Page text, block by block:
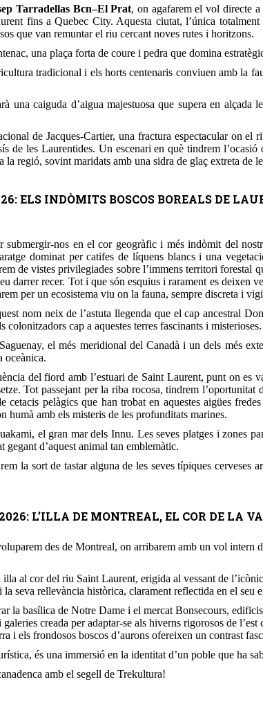
Tarradellas Bcn–El Prat, on agafarem el vol directe
fins a Quebec City. Aquesta ciutat, l’única
que van remuntar el riu cercant noves rutes i horitzons.
una plaça forta de coure i pedra que domina
tradicional i els horts centenaris conviuen amb la
una caiguda d’aigua majestuosa que supera en
de Jacques-Cartier, una fractura espectacular on el
de les Laurentides. Un escenari en què tindrem
la regió, sovint maridats amb una sidra de glaç extreta de
ELS INDÒMITS BOSCOS BOREALS DE
submergir-nos en el cor geogràfic i més indòmit del
dominat per catifes de líquens blancs i una
de vistes privilegiades sobre l’immens territori
darrer recer. Tot i que són esquius i rarament es deixen
per un ecosistema viu on la fauna, sempre discreta i
nom neix de l’astuta llegenda que el cap ancestral
colonitzadors cap a aquestes terres fascinants i misterioses.
el més meridional del Canadà i un dels més
oceànica.
del fiord amb l’estuari de Saint Laurent, punt on es
Tot passejant per la riba rocosa, tindrem
cetacis pelàgics que han trobat en aquestes aigües
humà amb els misteris de les profunditats marines.
el gran mar dels Innu. Les seves platges i zones
gegant d’aquest animal tan emblemàtic.
la sort de tastar alguna de les seves típiques
L’ILLA DE MONTREAL, EL COR DE LA
des de Montreal, on arribarem amb un vol intern
al cor del riu Saint Laurent, erigida al vessant de
la seva rellevància històrica, clarament reflectida en el seu
la basílica de Notre Dame i el mercat Bonsecours,
creada per adaptar-se als hiverns rigorosos de
i els frondosos boscos d’aurons ofereixen un contrast
és una immersió en la identitat d’un poble que ha
amb el segell de Trekultura!